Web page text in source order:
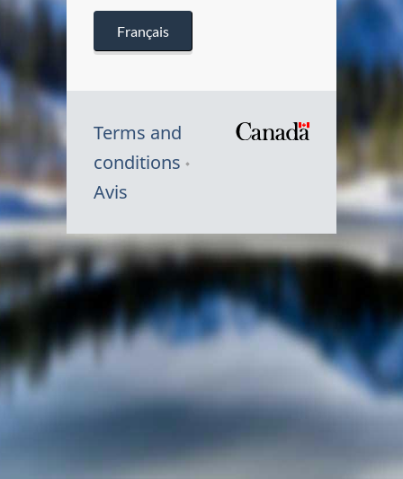
Français
Terms and
conditions
Avis
Symbole
du
Canada